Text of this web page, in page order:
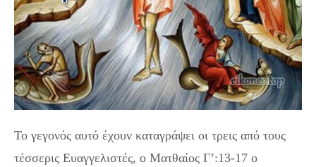
Το γεγονός αυτό έχουν καταγράψει οι τρεις από τους
τέσσερις Ευαγγελιστές, ο Ματθαίος Γ’:13-17 ο